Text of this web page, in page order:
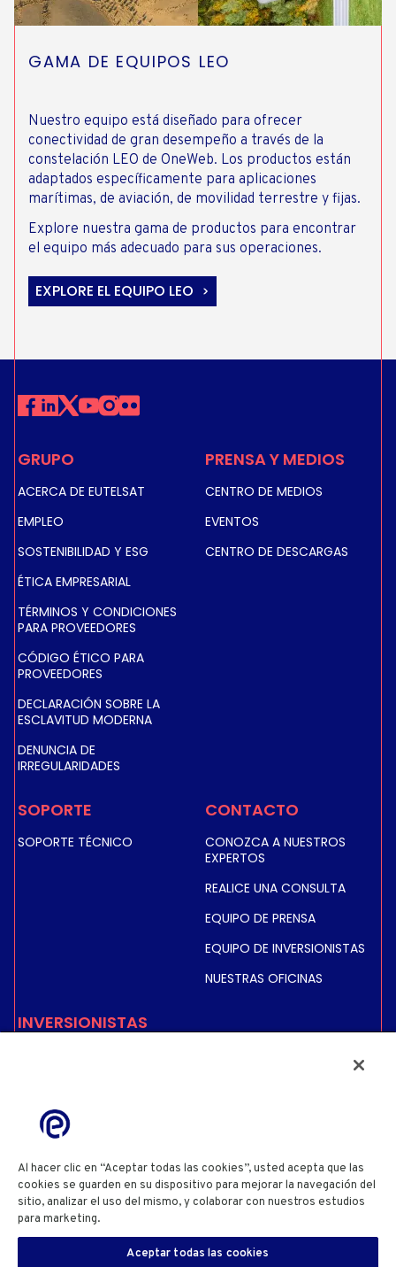
GAMA DE EQUIPOS LEO
Nuestro equipo está diseñado para ofrecer
conectividad de gran desempeño a través de la
constelación LEO de OneWeb. Los productos están
adaptados específicamente para aplicaciones
marítimas, de aviación, de movilidad terrestre y fijas.
Explore nuestra gama de productos para encontrar
el equipo más adecuado para sus operaciones.
EXPLORE EL EQUIPO LEO
GRUPO
ACERCA DE EUTELSAT
EMPLEO
SOSTENIBILIDAD Y ESG
ÉTICA EMPRESARIAL
TÉRMINOS Y CONDICIONES
PARA PROVEEDORES
CÓDIGO ÉTICO PARA
PROVEEDORES
DECLARACIÓN SOBRE LA
ESCLAVITUD MODERNA
DENUNCIA DE
IRREGULARIDADES
PRENSA Y MEDIOS
CENTRO DE MEDIOS
EVENTOS
CENTRO DE DESCARGAS
SOPORTE
SOPORTE TÉCNICO
CONTACTO
CONOZCA A NUESTROS
EXPERTOS
REALICE UNA CONSULTA
EQUIPO DE PRENSA
EQUIPO DE INVERSIONISTAS
NUESTRAS OFICINAS
INVERSIONISTAS
INFORMACIÓN REGULADA
ACCIONISTAS
POLÍTICA DE PRIVACIDAD
POLÍTICA DE COOKIES
CONFIGURACIÓN DE COOKIES
TÉRMINOS Y CONDICIONES DE USO DEL SITIO WEB
INFORMACIÓN DEL SITIO WEB
Al hacer clic en “Aceptar todas las cookies”, usted acepta que las
cookies se guarden en su dispositivo para mejorar la navegación del
sitio, analizar el uso del mismo, y colaborar con nuestros estudios
para marketing.
Aceptar todas las cookies